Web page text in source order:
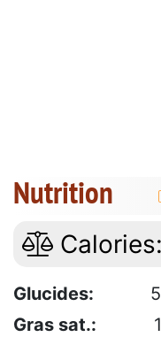
Nutrition
Calories:
Glucides:
Gras sat.: